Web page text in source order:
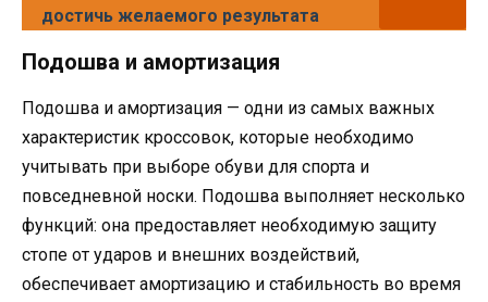
достичь желаемого результата
Подошва и амортизация
Подошва и амортизация — одни из самых важных
характеристик кроссовок, которые необходимо
учитывать при выборе обуви для спорта и
повседневной носки. Подошва выполняет несколько
функций: она предоставляет необходимую защиту
стопе от ударов и внешних воздействий,
обеспечивает амортизацию и стабильность во время